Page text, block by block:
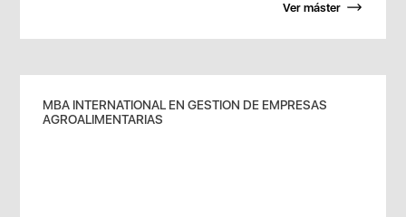
Ver máster
MBA INTERNATIONAL EN GESTION DE EMPRESAS
AGROALIMENTARIAS